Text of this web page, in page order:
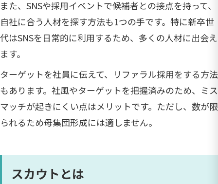
また、SNSや採用イベントで候補者との接点を持って、
自社に合う人材を探す方法も1つの手です。特に新卒世
代はSNSを日常的に利用するため、多くの人材に出会え
ます。
ターゲットを社員に伝えて、リファラル採用をする方法
もあります。社風やターゲットを把握済みのため、ミス
マッチが起きにくい点はメリットです。ただし、数が限
られるため母集団形成には適しません。
スカウトとは